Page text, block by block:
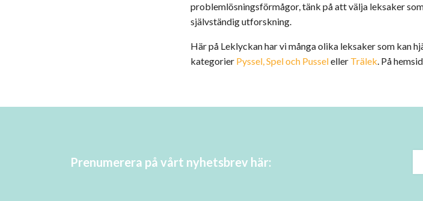
problemlösningsförmågor, tänk på att välja leksaker
självständig utforskning.
Här på Leklyckan har vi många olika leksaker som kan
kategorier Pyssel, Spel och Pusseleller Trälek. På
Prenumerera på vårt nyhetsbrev här: